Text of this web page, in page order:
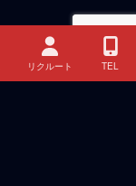
リクルート TEL